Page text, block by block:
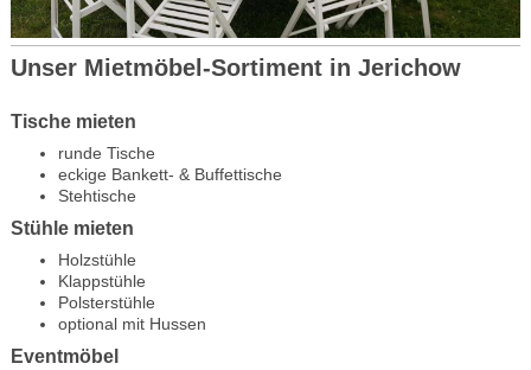
Unser Mietmöbel-Sortiment in Jerichow
Tische mieten
runde Tische
eckige Bankett- & Buffettische
Stehtische
Stühle mieten
Holzstühle
Klappstühle
Polsterstühle
optional mit Hussen
Eventmöbel